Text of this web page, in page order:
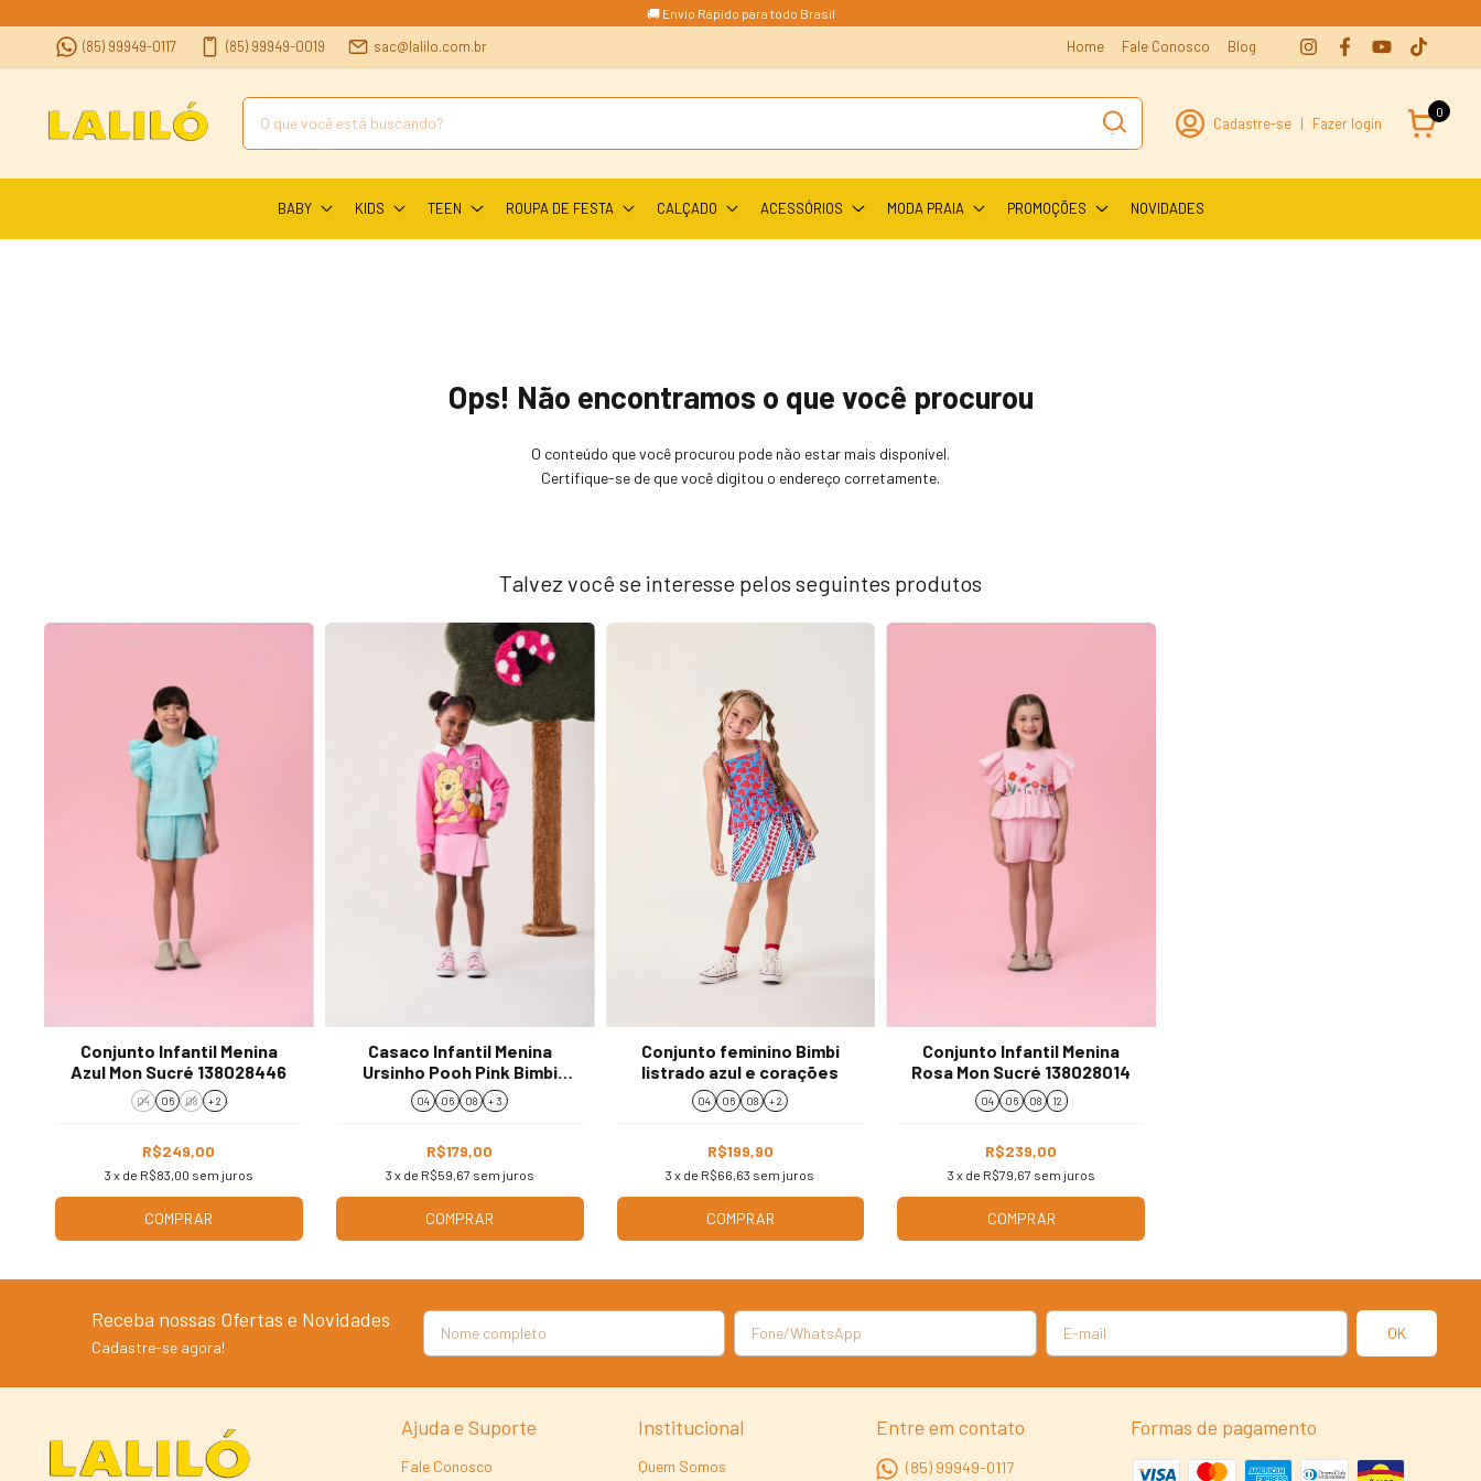
🚚 Envio Rápido para todo Brasil
(85) 99949-0117 (85) 99949-0019 sac@lalilo.com.br Home Fale Conosco Blog
Cadastre-se | Fazer login
0
BABY KIDS TEEN ROUPA DE FESTA CALÇADO ACESSÓRIOS MODA PRAIA PROMOÇÕES NOVIDADES
Ops! Não encontramos o que você procurou
O conteúdo que você procurou pode não estar mais disponível.
Certifique-se de que você digitou o endereço corretamente.
Talvez você se interesse pelos seguintes produtos
Conjunto Infantil Menina
Azul Mon Sucré 138028446
04 06 08 + 2
R$249,00
3 x de R$83,00 sem juros
COMPRAR
Casaco Infantil Menina
Ursinho Pooh Pink Bimbi
FA521
04 06 08 + 3
R$179,00
3 x de R$59,67 sem juros
COMPRAR
Conjunto feminino Bimbi
listrado azul e corações
04 06 08 + 2
R$199,90
3 x de R$66,63 sem juros
COMPRAR
Conjunto Infantil Menina
Rosa Mon Sucré 138028014
04 06 08 12
R$239,00
3 x de R$79,67 sem juros
COMPRAR
Receba nossas Ofertas e Novidades
Cadastre-se agora!
Ajuda e Suporte
Fale Conosco
Institucional
Quem Somos
Entre em contato
(85) 99949-0117
Formas de pagamento